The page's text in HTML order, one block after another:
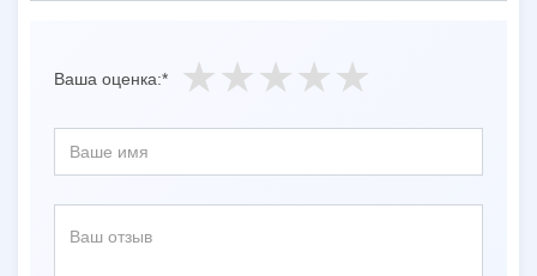
Ваша оценка:*